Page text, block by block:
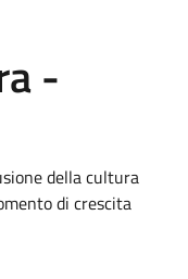
-
della cultura
di crescita